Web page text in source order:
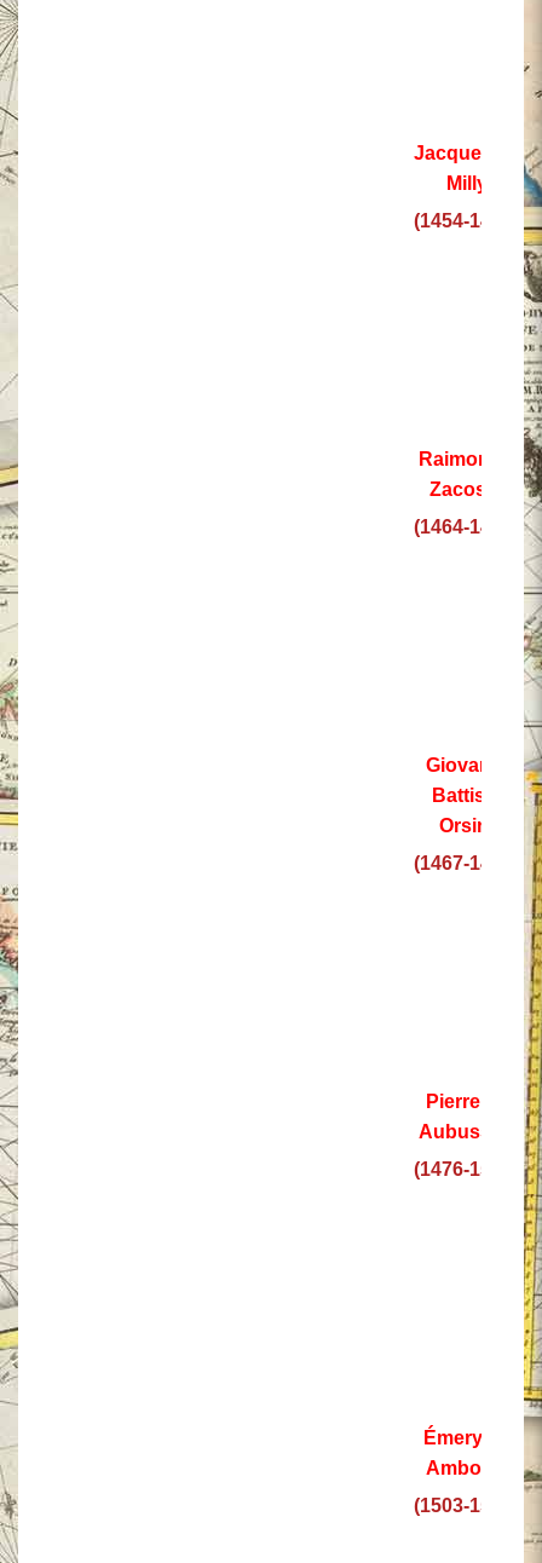
Jacques de
Milly
(1454-1461)
Raimondo
Zacosta
(1464-1467)
Giovanni
Battista
Orsini
(1467-1476)
Pierre de
Aubusson
(1476-1503)
Émery de
Amboise
(1503-1512)